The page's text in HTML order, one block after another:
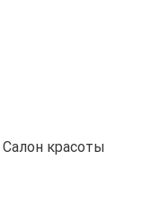
Салон красоты